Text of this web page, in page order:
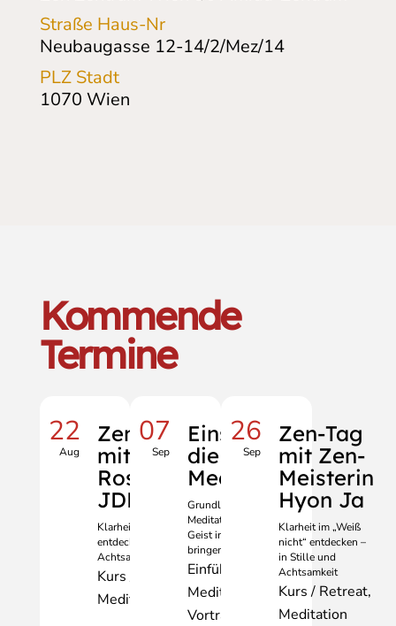
Straße Haus-Nr
Neubaugasse 12-14/2/Mez/14
PLZ Stadt
1070 Wien
Kommende
Termine
22
Aug
Zen-Tag
mit Knud
Rosenmayr
JDPSN
Klarheit im „Weiß nicht“
entdecken – in Stille und
Achtsamkeit
Kurs / Retreat
Meditation
07
Sep
Einstieg in
die Zen-
Meditation
Grundlagen der Zen-
Meditation: Körper und
Geist in Einklang
bringen
Einführung
Meditation
Vortrag
26
Sep
Zen-Tag
mit Zen-
Meisterin
Hyon Ja
Klarheit im „Weiß
nicht“ entdecken –
in Stille und
Achtsamkeit
Kurs / Retreat
Meditation